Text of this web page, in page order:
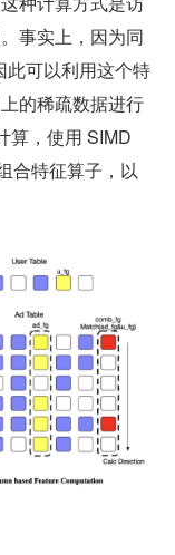
事实上，因为同
此可以利用这个特
的稀疏数据进行
算，使用 SIMD
合特征算子，以